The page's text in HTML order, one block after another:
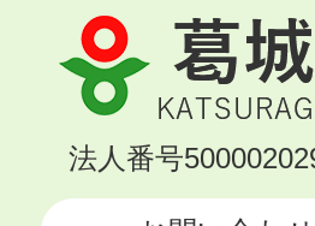
葛
城
市
KATSURAGI
法人番号